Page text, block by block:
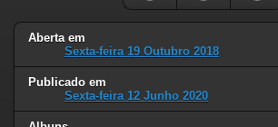
Aberta em
Sexta-feira 19 Outubro 2018
Publicado em
Sexta-feira 12 Junho 2020